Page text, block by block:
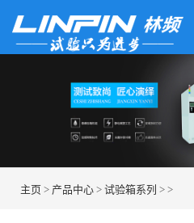
主页 > 产品中心 > 试验箱系列 > >